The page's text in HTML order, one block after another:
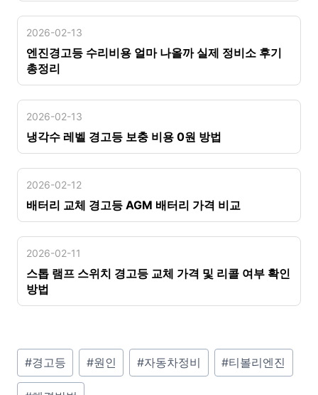
2026-02-13
엔진경고등 수리비용 얼마 나올까 실제 정비소 후기
총정리
2026-02-13
냉각수 레벨 경고등 보충 비용 0원 방법
2026-02-12
배터리 교체 경고등 AGM 배터리 가격 비교
2026-02-11
스톱 램프 스위치 경고등 교체 가격 및 리콜 여부 확인
방법
P
o
#경고등 #원인 #자동차정비 #티볼리엔진